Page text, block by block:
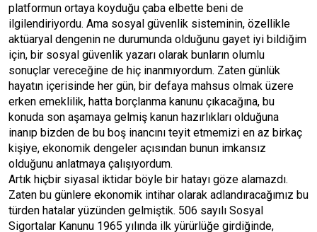
platformun ortaya koyduğu çaba elbette beni de
ilgilendiriyordu. Ama sosyal güvenlik sisteminin, özellikle
aktüaryal dengenin ne durumunda olduğunu gayet iyi bildiğim
için, bir sosyal güvenlik yazarı olarak bunların olumlu
sonuçlar vereceğine de hiç inanmıyordum. Zaten günlük
hayatın içerisinde her gün, bir defaya mahsus olmak üzere
erken emeklilik, hatta borçlanma kanunu çıkacağına, bu
konuda son aşamaya gelmiş kanun hazırlıkları olduğuna
inanıp bizden de bu boş inancını teyit etmemizi en az birkaç
kişiye, ekonomik dengeler açısından bunun imkansız
olduğunu anlatmaya çalışıyordum.
Artık hiçbir siyasal iktidar böyle bir hatayı göze alamazdı.
Zaten bu günlere ekonomik intihar olarak adlandıracağımız bu
türden hatalar yüzünden gelmiştik. 506 sayılı Sosyal
Sigortalar Kanunu 1965 yılında ilk yürürlüğe girdiğinde,